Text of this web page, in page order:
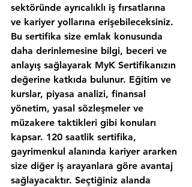
sektöründe ayrıcalıklı iş fırsatlarına
ve kariyer yollarına erişebileceksiniz.
Bu sertifika size emlak konusunda
daha derinlemesine bilgi, beceri ve
anlayış sağlayarak MyK Sertifikanızın
değerine katkıda bulunur. Eğitim ve
kurslar, piyasa analizi, finansal
yönetim, yasal sözleşmeler ve
müzakere taktikleri gibi konuları
kapsar. 120 saatlik sertifika,
gayrimenkul alanında kariyer ararken
size diğer iş arayanlara göre avantaj
sağlayacaktır. Seçtiğiniz alanda